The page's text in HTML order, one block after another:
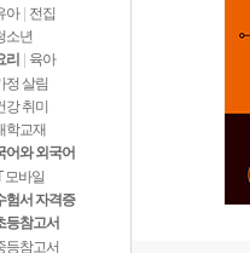
아 | 전집
소년
리
육아
정 살림
강 취미
학교재
어와 외국어
모바일
험서 자격증
등참고서
등참고서